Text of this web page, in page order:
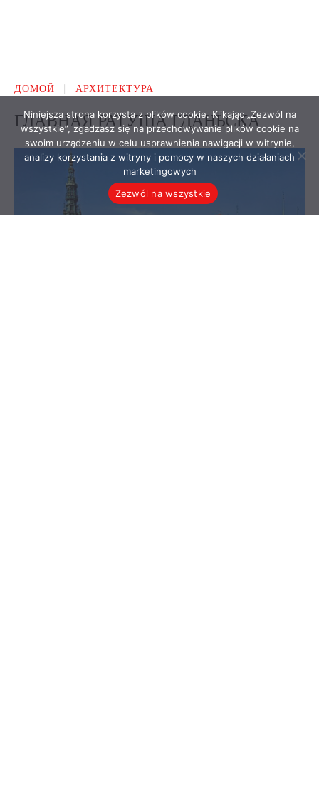
Niniejsza strona korzysta z plików cookie. Klikając „Zezwól na
wszystkie”, zgadzasz się na przechowywanie plików cookie na
swoim urządzeniu w celu usprawnienia nawigacji w witrynie,
analizy korzystania z witryny i pomocy w naszych działaniach
marketingowych
Zezwól na wszystkie